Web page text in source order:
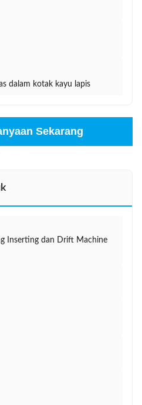
dalam kotak kayu lapis
Sekarang
Inserting dan Drift Machine